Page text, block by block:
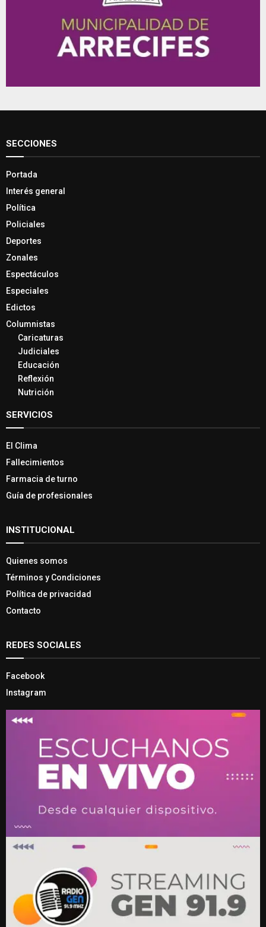
SECCIONES
Portada
Interés general
Política
Policiales
Deportes
Zonales
Espectáculos
Especiales
Edictos
Columnistas
Caricaturas
Judiciales
Educación
Reflexión
Nutrición
SERVICIOS
El Clima
Fallecimientos
Farmacia de turno
Guía de profesionales
INSTITUCIONAL
Quienes somos
Términos y Condiciones
Política de privacidad
Contacto
REDES SOCIALES
Facebook
Instagram